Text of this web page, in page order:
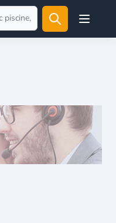
Open